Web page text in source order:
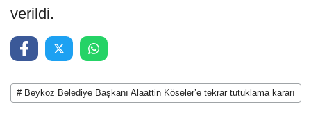
verildi.
# Beykoz Belediye Başkanı Alaattin Köseler’e tekrar tutuklama kararı